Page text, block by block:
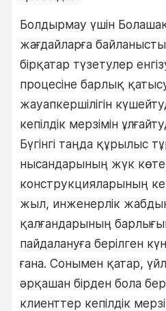
Болдырмау үшін
жағдайларға
бірқатар түзетулер
процесіне барлық
жауапкершілігін
кепілдік мерзімін
Бүгінгі таңда құрылыс
нысандарының жүк
конструкцияларының
жыл, инженерлік
қалғандарының
пайдалануға берілген
ғана. Сонымен қатар,
әрқашан бірден бола
клиенттер кепілдік